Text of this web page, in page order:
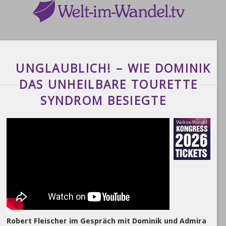
UNGLAUBLICH! – WIE DOMINIK
DAS UNHEILBARE TOURETTE
SYNDROM BESIEGTE
Robert Fleischer im Gespräch mit Dominik und Admira